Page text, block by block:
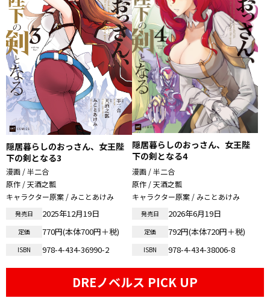
隠居暮らしのおっさん、女王陛
下の剣となる3
漫画 / 半二合
原作 / 天酒之瓢
キャラクター原案 / みことあけみ
発売日 2025年12月19日
定価 770円(本体700円＋税)
ISBN 978-4-434-36990-2
隠居暮らしのおっさん、女王陛
下の剣となる4
漫画 / 半二合
原作 / 天酒之瓢
キャラクター原案 / みことあけみ
発売日 2026年6月19日
定価 792円(本体720円＋税)
ISBN 978-4-434-38006-8
DREノベルス PICK UP